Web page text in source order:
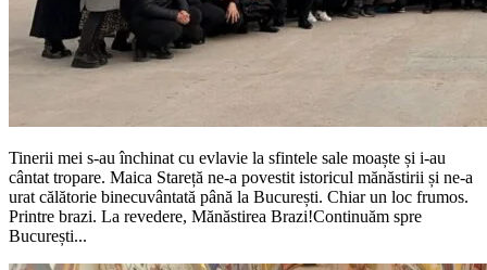
Tinerii mei s-au închinat cu evlavie la sfintele sale moaște și i-au
cântat tropare. Maica Stareță ne-a povestit istoricul mănăstirii și ne-a
urat călătorie binecuvântată până la București. Chiar un loc frumos.
Printre brazi. La revedere, Mănăstirea Brazi!Continuăm spre
București...